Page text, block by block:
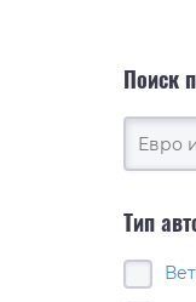
Поиск
Тип